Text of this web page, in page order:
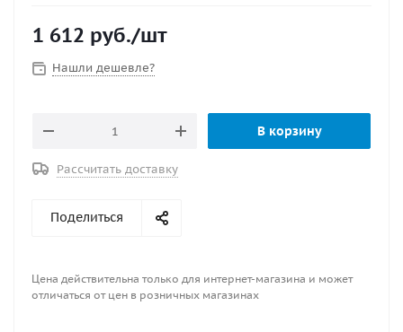
1 612 руб./шт
Нашли дешевле?
В корзину
Рассчитать доставку
Поделиться
Цена действительна только для интернет-магазина и может
отличаться от цен в розничных магазинах